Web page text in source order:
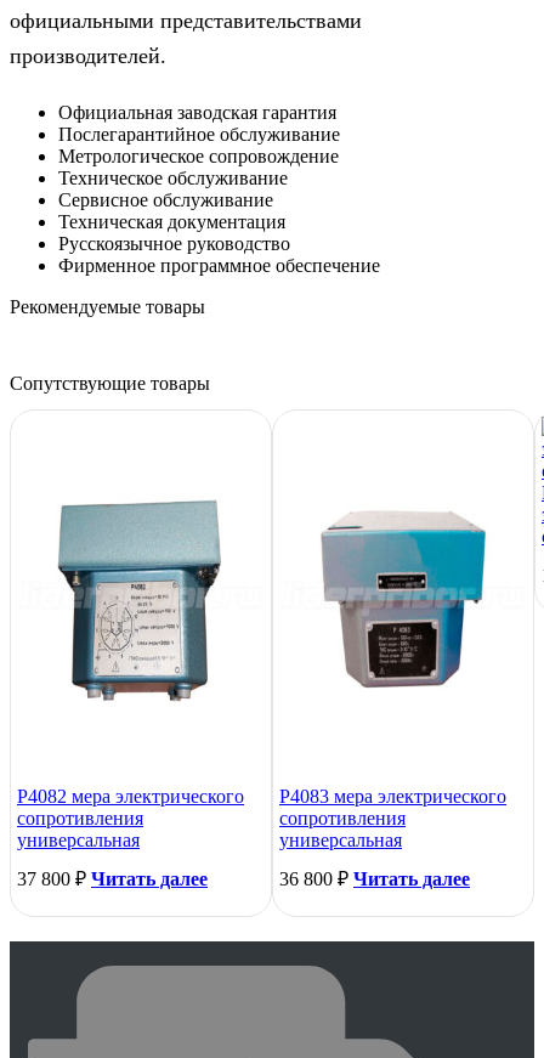
официальными представительствами
производителей.
Официальная заводская гарантия
Послегарантийное обслуживание
Метрологическое сопровождение
Техническое обслуживание
Сервисное обслуживание
Техническая документация
Русскоязычное руководство
Фирменное программное обеспечение
Рекомендуемые товары
Сопутствующие товары
Р4082 мера электрического
сопротивления
универсальная
37 800 ₽ Читать далее
Р4083 мера электрического
сопротивления
универсальная
36 800 ₽ Читать далее